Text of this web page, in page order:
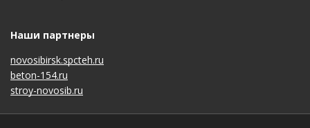
Наши партнеры
novosibirsk.spcteh.ru
beton-154.ru
stroy-novosib.ru